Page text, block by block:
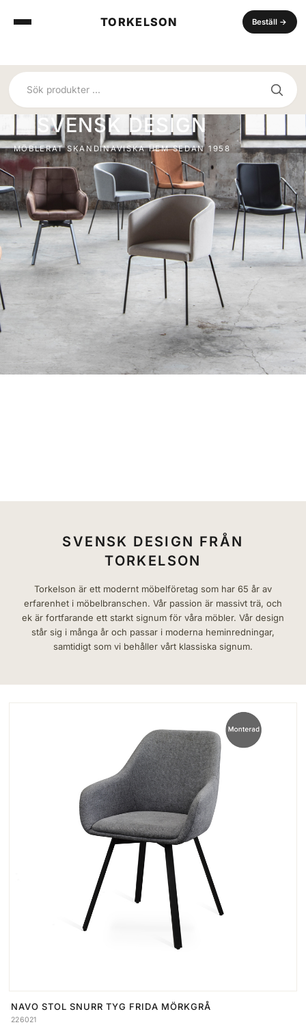
TORKELSON Beställ →
SVENSK DESIGN
MÖBLERAT SKANDINAVISKA HEM SEDAN 1958
SVENSK DESIGN FRÅN
TORKELSON
Torkelson är ett modernt möbelföretag som har 65 år av
erfarenhet i möbelbranschen. Vår passion är massivt trä, och
ek är fortfarande ett starkt signum för våra möbler. Vår design
står sig i många år och passar i moderna heminredningar,
samtidigt som vi behåller vårt klassiska signum.
NAVO STOL SNURR TYG FRIDA MÖRKGRÅ
226021